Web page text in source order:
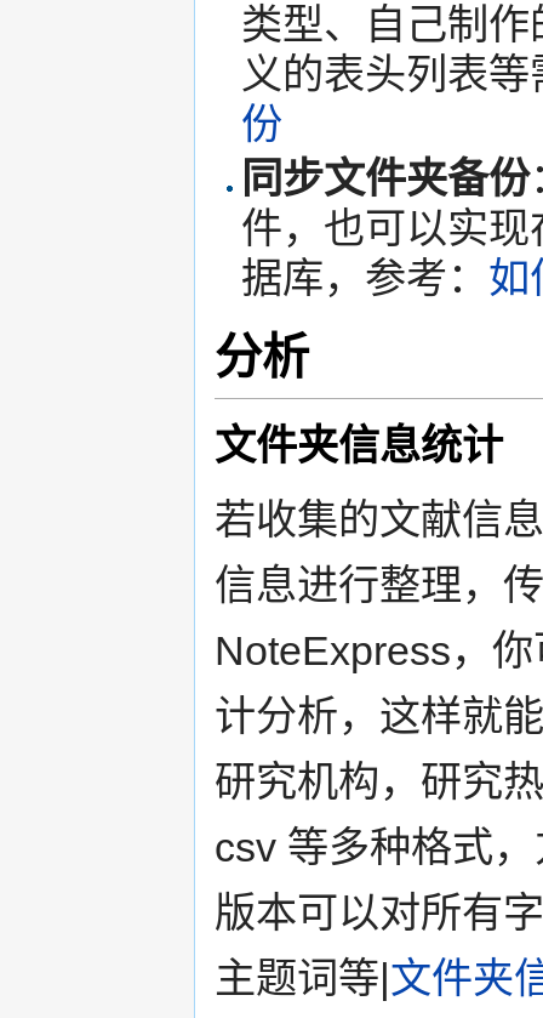
类型、自己制
义的表头列表
份
同步文件夹备份
件，也可以实
据库，参考： 如
分析
文件夹信息统计
若收集的文献信
信息进行整理，
NoteExpress，
计分析，这样就
研究机构，研究
csv 等多种格式
版本可以对所有
主题词等| 文件夹